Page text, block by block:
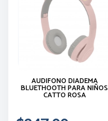
AUDÍFONO DIADEMA
BLUETHOOTH PARA NIÑOS
CATTO ROSA